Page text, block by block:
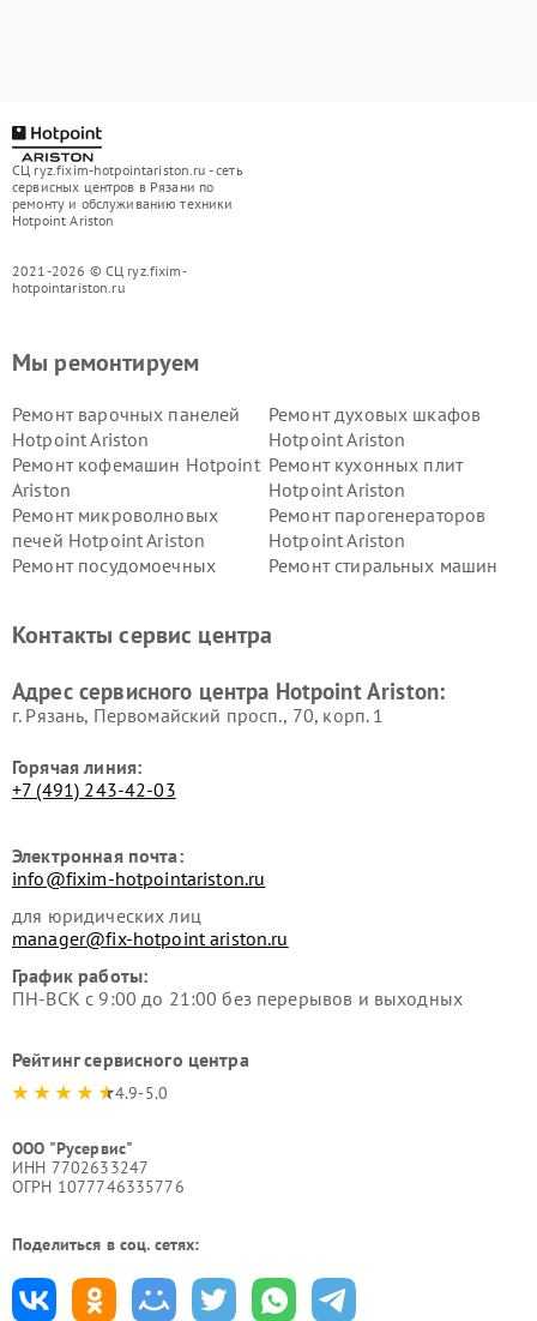
СЦ ryz.fixim-hotpointariston.ru - сеть
сервисных центров в Рязани по
ремонту и обслуживанию техники
Hotpoint Ariston
2021-2026 © СЦ ryz.fixim-
hotpointariston.ru
Мы ремонтируем
Ремонт варочных панелей
Hotpoint Ariston
Ремонт духовых шкафов
Hotpoint Ariston
Ремонт кофемашин Hotpoint
Ariston
Ремонт кухонных плит
Hotpoint Ariston
Ремонт микроволновых
печей Hotpoint Ariston
Ремонт парогенераторов
Hotpoint Ariston
Ремонт посудомоечных
Ремонт стиральных машин
Hotpoint Ariston
Hotpoint Ariston
Ariston
Hotpoint Ariston
Контакты сервис центра
Адрес сервисного центра Hotpoint Ariston:
г. Рязань, Первомайский просп., 70, корп. 1
Горячая линия:
+7 (491) 243-42-03
Электронная почта:
info@fixim-hotpointariston.ru
для юридических лиц
manager@fix-hotpoint ariston.ru
График работы:
ПН-ВСК с 9:00 до 21:00 без перерывов и выходных
Рейтинг сервисного центра
4.9-5.0
ООО "Русервис"
ИНН 7702633247
ОГРН 1077746335776
Поделиться в соц. сетях: